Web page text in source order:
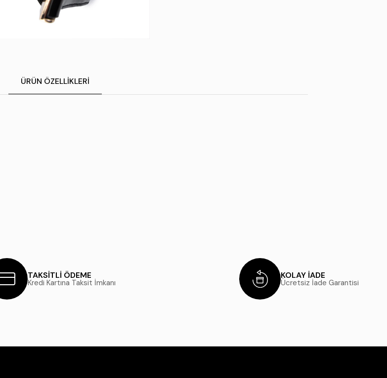
ÜRÜN ÖZELLIKLERI
TAKSİTLİ ÖDEME
Kredi Kartına Taksit İmkanı
KOLAY İADE
Ücretsiz İade Garantisi